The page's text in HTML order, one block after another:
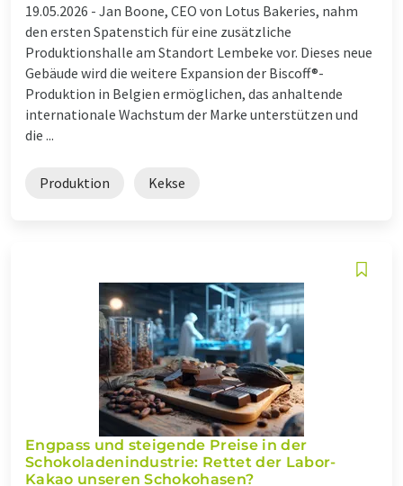
19.05.2026 - Jan Boone, CEO von Lotus Bakeries, nahm
den ersten Spatenstich für eine zusätzliche
Produktionshalle am Standort Lembeke vor. Dieses neue
Gebäude wird die weitere Expansion der Biscoff®-
Produktion in Belgien ermöglichen, das anhaltende
internationale Wachstum der Marke unterstützen und
die ...
Produktion Kekse
Engpass und steigende Preise in der
Schokoladen­industrie: Rettet der Labor-
Kakao unseren Schokohasen?